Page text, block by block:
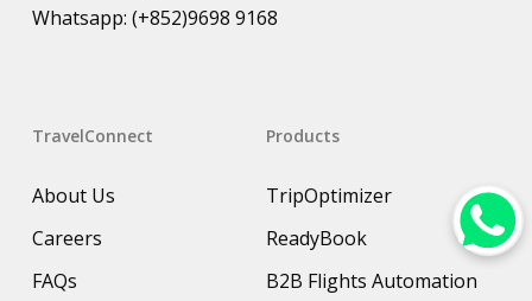
Whatsapp: (+852)9698 9168
TravelConnect
About Us
Careers
FAQs
Products
TripOptimizer
ReadyBook
B2B Flights Automation